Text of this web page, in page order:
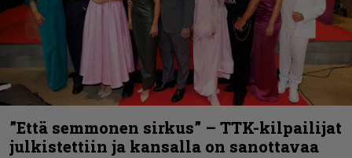
”Että semmonen sirkus” – TTK-kilpailijat
julkistettiin ja kansalla on sanottavaa